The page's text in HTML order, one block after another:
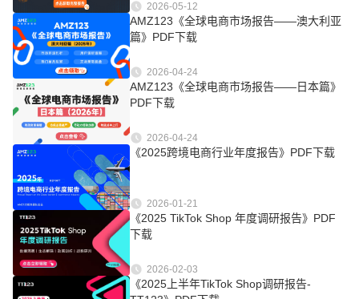
2026-05-12
AMZ123《全球电商市场报告——澳大利亚
篇》PDF下载
2026-04-24
AMZ123《全球电商市场报告——日本篇》
PDF下载
2026-04-24
《2025跨境电商行业年度报告》PDF下载
2026-01-21
《2025 TikTok Shop 年度调研报告》PDF
下载
2026-02-03
《2025上半年TikTok Shop调研报告-